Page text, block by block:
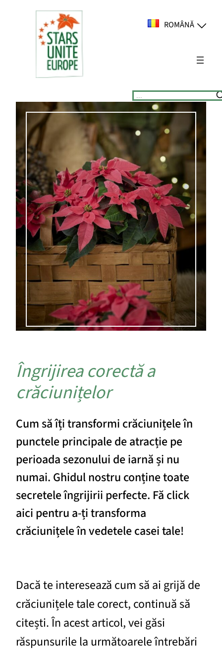
ROMÂNĂ
Suchen
Îngrijirea corectă a
crăciunițelor
Cum să îți transformi crăciunițele în
punctele principale de atracție pe
perioada sezonului de iarnă și nu
numai. Ghidul nostru conține toate
secretele îngrijirii perfecte. Fă click
aici pentru a-ți transforma
crăciunițele în vedetele casei tale!
Dacă te interesează cum să ai grijă de
crăciunițele tale corect, continuă să
citești. În acest articol, vei găsi
răspunsurile la următoarele întrebări